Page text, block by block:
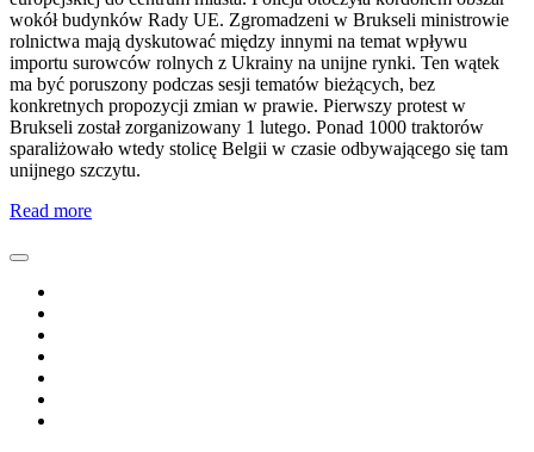
wokół budynków Rady UE. Zgromadzeni w Brukseli ministrowie
rolnictwa mają dyskutować między innymi na temat wpływu
importu surowców rolnych z Ukrainy na unijne rynki. Ten wątek
ma być poruszony podczas sesji tematów bieżących, bez
konkretnych propozycji zmian w prawie. Pierwszy protest w
Brukseli został zorganizowany 1 lutego. Ponad 1000 traktorów
sparaliżowało wtedy stolicę Belgii w czasie odbywającego się tam
unijnego szczytu.
Read more